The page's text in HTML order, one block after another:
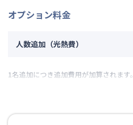
オプション料金
人数追加（光熱費）
1名追加につき追加費用が加算されます。